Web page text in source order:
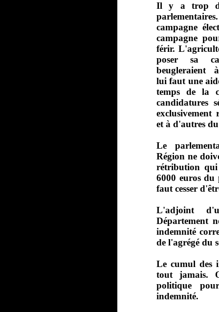
Il y a trop de
campagne
campagne
férir.
poser sa
lui faut une
temps de la
candidatures
exclusivement
et à d'autres
Le
Région ne
rétribution qui
6000 euros du
faut cesser
L'adjoint
Département
indemnité
de l'agrégé du
Le cumul des
tout jamais.
politique
indemnité.